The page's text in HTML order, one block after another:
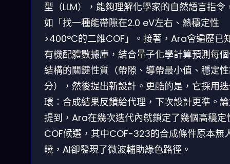
型（LLM），能夠理解化學家的自然語言指令
如「找一種能帶隙在2.0 eV左右、熱穩定性
>400°C的二維COF」。接著，Ara會遍歷已
有機配體數據庫，結合量子化學計算預測每
結構的關鍵性質（帶隙、導帶最小值、穩定
分），然後提出新設計。更酷的是，它採用
環：合成結果反饋給代理，下次設計更準。
提到，Ara在幾次迭代內就鎖定了幾個高穩定
COF候選，其中COF-323的合成條件原本無
曉，AI卻發現了微波輔助綠色路徑。